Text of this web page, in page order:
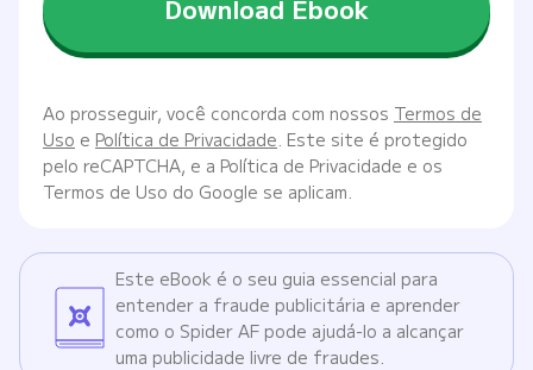
Ao prosseguir, você concorda com nossos Termos de
Uso e Política de Privacidade. Este site é protegido
pelo reCAPTCHA, e a Política de Privacidade e os
Termos de Uso do Google se aplicam.
Este eBook é o seu guia essencial para
entender a fraude publicitária e aprender
como o Spider AF pode ajudá-lo a alcançar
uma publicidade livre de fraudes.